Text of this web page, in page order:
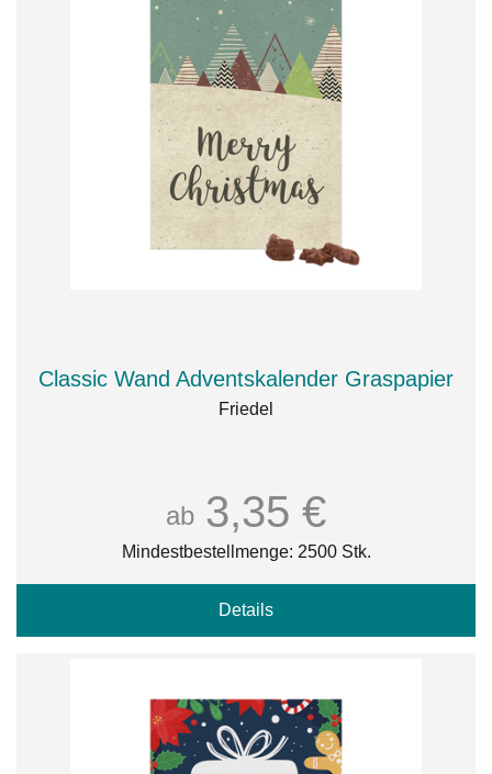
Classic Wand Adventskalender Graspapier
Friedel
ab 3,35 €
Mindestbestellmenge: 2500 Stk.
Details